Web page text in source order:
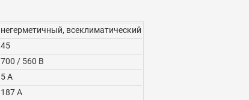
негерметичный, всеклиматический
45
700 / 560 В
5 А
187 А